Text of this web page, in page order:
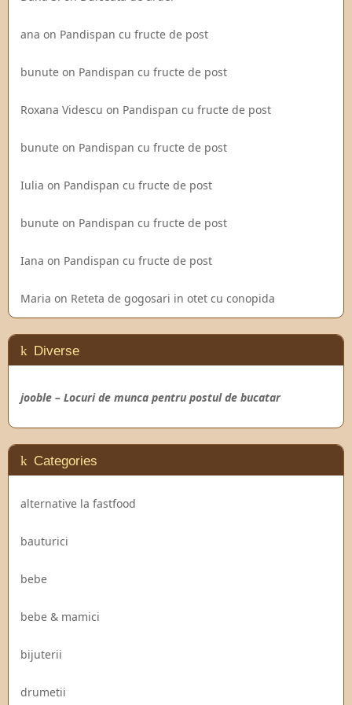
ana on Pandispan cu fructe de post
bunute on Pandispan cu fructe de post
Roxana Videscu on Pandispan cu fructe de post
bunute on Pandispan cu fructe de post
Iulia on Pandispan cu fructe de post
bunute on Pandispan cu fructe de post
Iana on Pandispan cu fructe de post
Maria on Reteta de gogosari in otet cu conopida
Diverse
jooble – Locuri de munca pentru postul de bucatar
Categories
alternative la fastfood
bauturici
bebe
bebe & mamici
bijuterii
drumetii